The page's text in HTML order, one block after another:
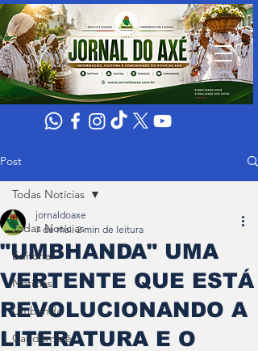
Post
Todas Notícias
Editorial
Noticias
Umbanda
Candomblé
Todas Notícias
"UMBHANDA" UMA
VERTENTE QUE ESTÁ
REVOLUCIONANDO A
LITERATURA E O
jornaldoaxe
7 de mai. 2 min de leitura